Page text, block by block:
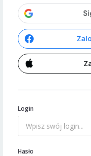
Login
Hasło